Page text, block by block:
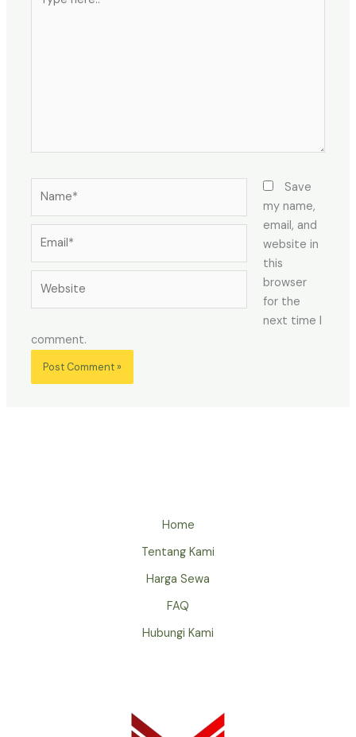
here..
Save
my name,
email, and
website in
this
browser
for the
next time I
comment.
Home
Tentang Kami
Harga Sewa
FAQ
Hubungi Kami